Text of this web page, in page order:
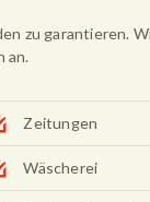
zu garantieren.
an.
Zeitungen
Wäscherei